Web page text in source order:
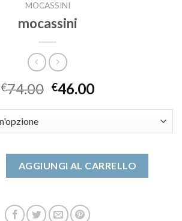
MOCASSINI
mocassini
€74.00 €46.00
AGGIUNGI AL CARRELLO